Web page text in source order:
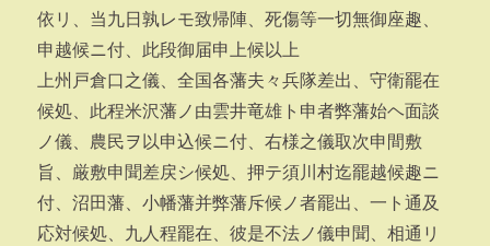
依リ、当九日孰レモ致帰陣、死傷等一切無御座趣、
申越候ニ付、此段御届申上候以上
上州戸倉口之儀、全国各藩夫々兵隊差出、守衛罷在
候処、此程米沢藩ノ由雲井竜雄ト申者弊藩始ヘ面談
ノ儀、農民ヲ以申込候ニ付、右様之儀取次申間敷
旨、厳敷申聞差戻シ候処、押テ須川村迄罷越候趣ニ
付、沼田藩、小幡藩并弊藩斥候ノ者罷出、一ト通及
応対候処、九人程罷在、彼是不法ノ儀申聞、相通リ